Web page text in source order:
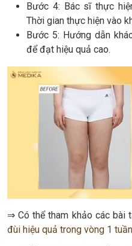
Bước 4: Bác sĩ thực
Thời gian thực hiện vào
Bước 5: Hướng dẫn
để đạt hiệu quả cao.
⇒ Có thể tham khảo các bài
đùi hiệu quả trong vòng 1 tuần